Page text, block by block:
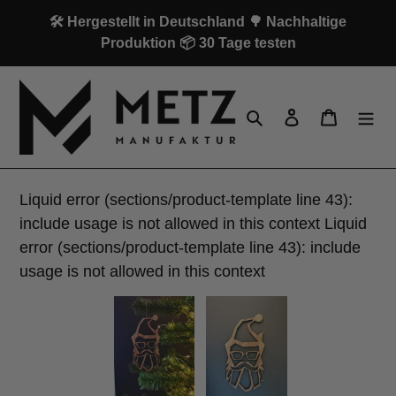
🛠️ Hergestellt in Deutschland 🌳 Nachhaltige
Produktion 📦 30 Tage testen
SuchenEinloggen
Liquid error (sections/product-template line 43):
include usage is not allowed in this context Liquid
error (sections/product-template line 43): include
usage is not allowed in this context